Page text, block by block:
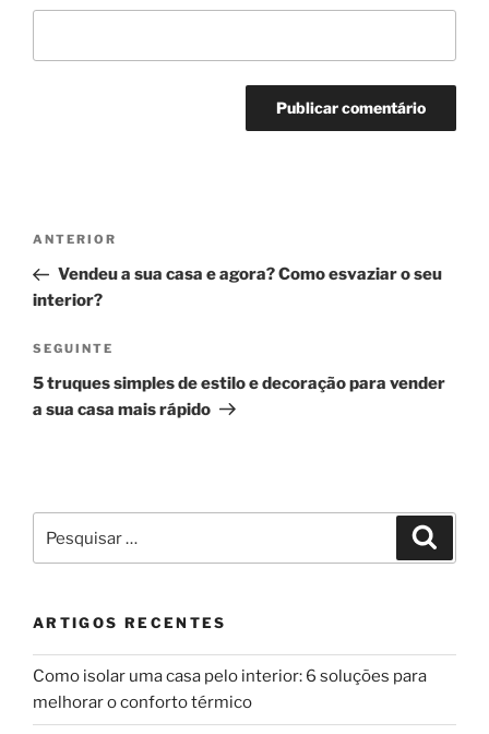
Navegação
artigos
Conteúdo
anterior
ANTERIOR
Vendeu a sua casa e agora? Como esvaziar o seu
interior?
Conteúdo
seguinte
SEGUINTE
5 truques simples de estilo e decoração para vender
a sua casa mais rápido
por:
ARTIGOS RECENTES
Como isolar uma casa pelo interior: 6 soluções para
melhorar o conforto térmico